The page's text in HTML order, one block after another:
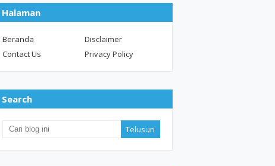
Halaman
Beranda
Disclaimer
Contact Us
Privacy Policy
Search